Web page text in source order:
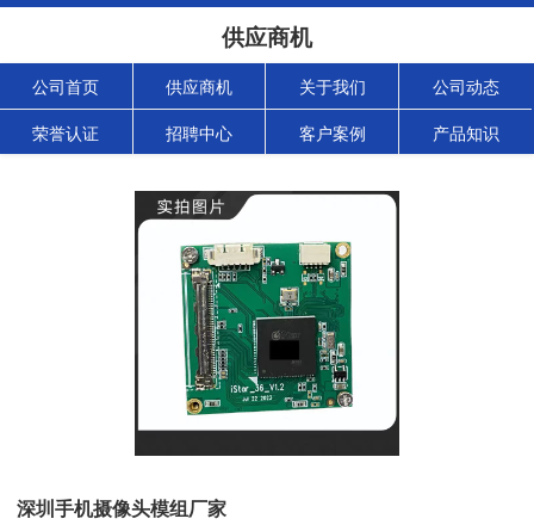
供应商机
公司首页 供应商机 关于我们 公司动态
荣誉认证 招聘中心 客户案例 产品知识
深圳手机摄像头模组厂家